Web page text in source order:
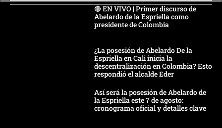
🔴 EN VIVO | Primer discurso de
Abelardo de la Espriella como
presidente de Colombia
¿La posesión de Abelardo De la
Espriella en Cali inicia la
descentralización en Colombia? Esto
respondió el alcalde Eder
Así será la posesión de Abelardo de
la Espriella este 7 de agosto:
cronograma oficial y detalles clave